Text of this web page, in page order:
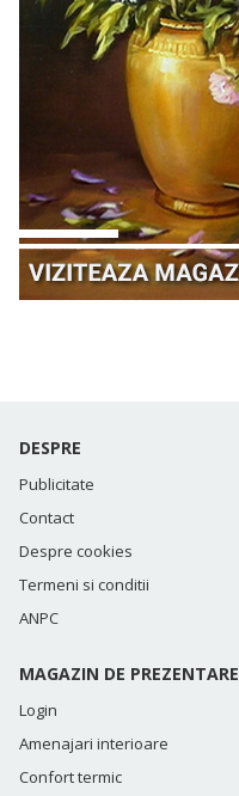
DESPRE
Publicitate
Contact
Despre cookies
Termeni si conditii
ANPC
MAGAZIN DE PREZENTARE
Login
Amenajari interioare
Confort termic